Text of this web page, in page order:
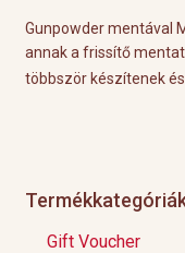
Gunpowder mentával
annak a frissítő
többször készítenek és
Gift Voucher